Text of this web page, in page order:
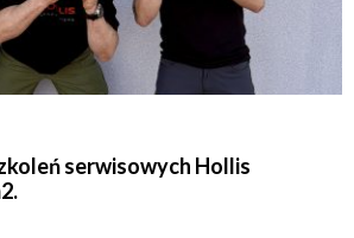
serwisowych Hollis